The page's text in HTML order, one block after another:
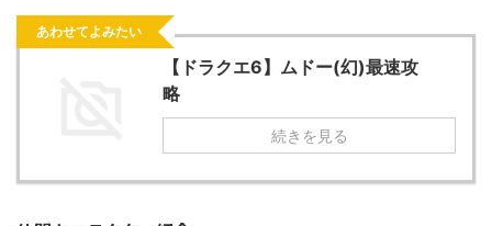
あわせてよみたい
【ドラクエ6】ムドー(幻)最速攻
略
続きを見る